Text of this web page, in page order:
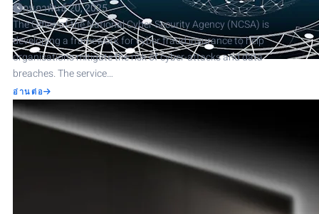
กุมภาพันธ์ 20, 2025
The Office of the National Cyber Security Agency (NCSA) is
developing a framework for cyber fraud insurance to help
organisations mitigate the risk of cyber-attacks and data
breaches. The service…
อ่านต่อ
CYBER
INSURANCE
MULLED